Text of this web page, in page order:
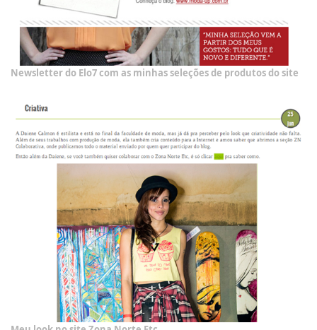
Newsletter do Elo7 com as minhas seleções de produtos do site